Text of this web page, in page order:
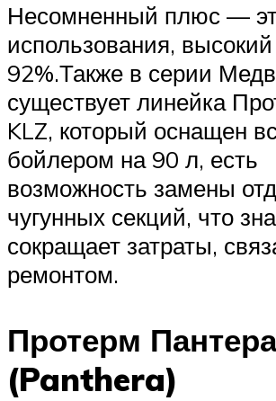
Несомненный плюс —
использования,
92%.Также в серии
существует линейка
KLZ, который оснащен
бойлером на 90 л, есть
возможность замены
чугунных секций, что
сокращает затраты,
ремонтом.
Протерм Пантера
(Panthera)